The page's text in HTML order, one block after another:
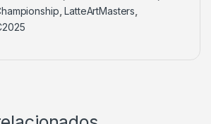
,LatteArtMasters